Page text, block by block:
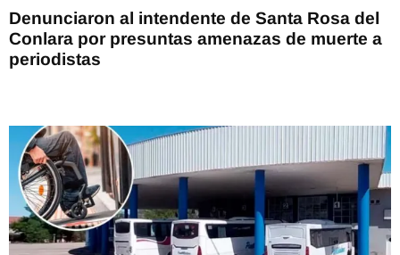
Denunciaron al intendente de Santa Rosa del
Conlara por presuntas amenazas de muerte a
periodistas